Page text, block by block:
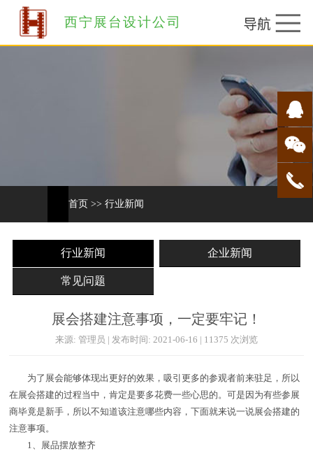
西宁展台设计公司
首页 >> 行业新闻
行业新闻 企业新闻
常见问题
展会搭建注意事项，一定要牢记！
来源: 管理员 | 发布时间: 2021-06-16 | 11375 次浏览
为了展会能够体现出更好的效果，吸引更多的参观者前来驻足，所以
在展会搭建的过程当中，肯定是要多花费一些心思的。可是因为有些参展
商毕竟是新手，所以不知道该注意哪些内容，下面就来说一说展会搭建的
注意事项。
1、展品摆放整齐